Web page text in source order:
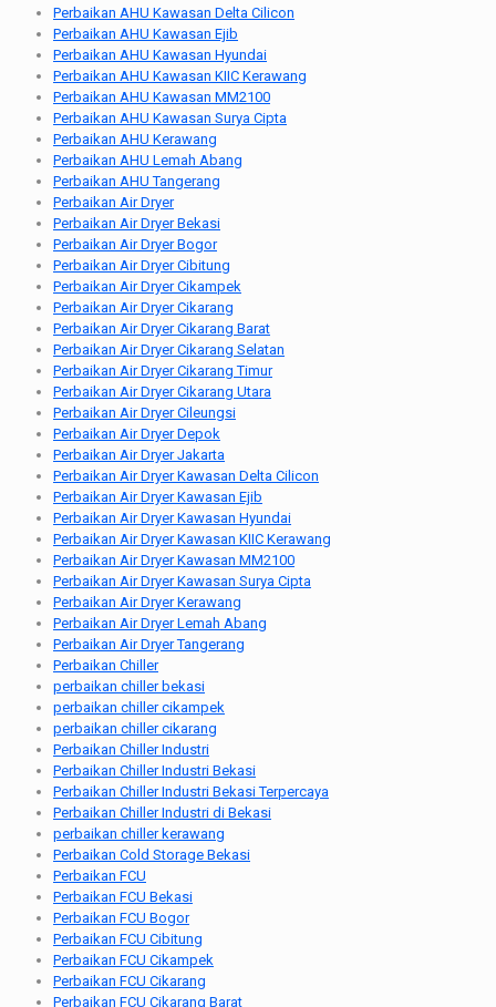
Perbaikan AHU Kawasan Delta Cilicon
Perbaikan AHU Kawasan Ejib
Perbaikan AHU Kawasan Hyundai
Perbaikan AHU Kawasan KIIC Kerawang
Perbaikan AHU Kawasan MM2100
Perbaikan AHU Kawasan Surya Cipta
Perbaikan AHU Kerawang
Perbaikan AHU Lemah Abang
Perbaikan AHU Tangerang
Perbaikan Air Dryer
Perbaikan Air Dryer Bekasi
Perbaikan Air Dryer Bogor
Perbaikan Air Dryer Cibitung
Perbaikan Air Dryer Cikampek
Perbaikan Air Dryer Cikarang
Perbaikan Air Dryer Cikarang Barat
Perbaikan Air Dryer Cikarang Selatan
Perbaikan Air Dryer Cikarang Timur
Perbaikan Air Dryer Cikarang Utara
Perbaikan Air Dryer Cileungsi
Perbaikan Air Dryer Depok
Perbaikan Air Dryer Jakarta
Perbaikan Air Dryer Kawasan Delta Cilicon
Perbaikan Air Dryer Kawasan Ejib
Perbaikan Air Dryer Kawasan Hyundai
Perbaikan Air Dryer Kawasan KIIC Kerawang
Perbaikan Air Dryer Kawasan MM2100
Perbaikan Air Dryer Kawasan Surya Cipta
Perbaikan Air Dryer Kerawang
Perbaikan Air Dryer Lemah Abang
Perbaikan Air Dryer Tangerang
Perbaikan Chiller
perbaikan chiller bekasi
perbaikan chiller cikampek
perbaikan chiller cikarang
Perbaikan Chiller Industri
Perbaikan Chiller Industri Bekasi
Perbaikan Chiller Industri Bekasi Terpercaya
Perbaikan Chiller Industri di Bekasi
perbaikan chiller kerawang
Perbaikan Cold Storage Bekasi
Perbaikan FCU
Perbaikan FCU Bekasi
Perbaikan FCU Bogor
Perbaikan FCU Cibitung
Perbaikan FCU Cikampek
Perbaikan FCU Cikarang
Perbaikan FCU Cikarang Barat